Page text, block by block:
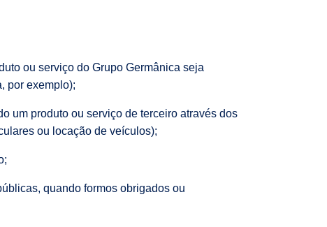
ou serviço do Grupo Germânica seja
por exemplo);
um produto ou serviço de terceiro através dos
ou locação de veículos);
quando formos obrigados ou